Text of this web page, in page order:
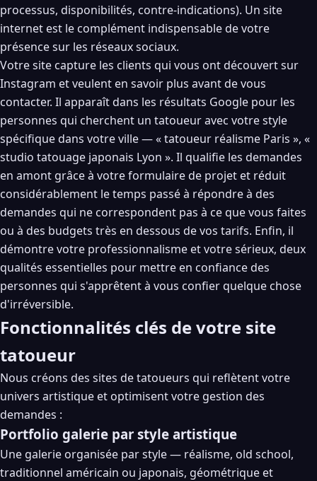
processus, disponibilités, contre-indications). Un site
internet est le complément indispensable de votre
présence sur les réseaux sociaux.
Votre site capture les clients qui vous ont découvert sur
Instagram et veulent en savoir plus avant de vous
contacter. Il apparaît dans les résultats Google pour les
personnes qui cherchent un tatoueur avec votre style
spécifique dans votre ville — « tatoueur réalisme Paris », «
studio tatouage japonais Lyon ». Il qualifie les demandes
en amont grâce à votre formulaire de projet et réduit
considérablement le temps passé à répondre à des
demandes qui ne correspondent pas à ce que vous faites
ou à des budgets très en dessous de vos tarifs. Enfin, il
démontre votre professionnalisme et votre sérieux, deux
qualités essentielles pour mettre en confiance des
personnes qui s'apprêtent à vous confier quelque chose
d'irréversible.
Fonctionnalités clés de votre site
tatoueur
Nous créons des sites de tatoueurs qui reflètent votre
univers artistique et optimisent votre gestion des
demandes :
Portfolio galerie par style artistique
Une galerie organisée par style — réalisme, old school,
traditionnel américain ou japonais, géométrique et